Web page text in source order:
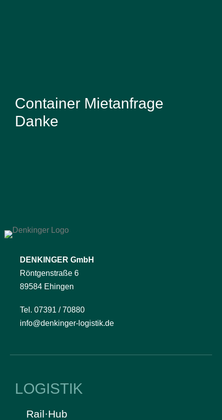
Container Mietanfrage
Danke
DENKINGER GmbH
Röntgenstraße 6
89584 Ehingen
Tel. 07391 / 70880
info@denkinger-logistik.de
LOGISTIK
Rail·Hub